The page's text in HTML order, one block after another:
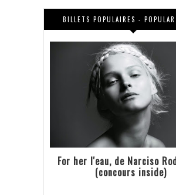
BILLETS POPULAIRES -
For her l'eau, de Narciso
(concours inside)